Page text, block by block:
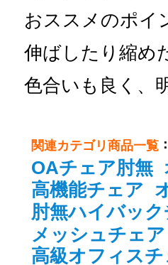
おススメのポイ
伸ばしたり縮め
色合いも良く、
関連カテゴリ商品一覧 ：
OAチェア肘無
高機能チェア
肘無ハイバッ
メッシュチェア
高級オフィス